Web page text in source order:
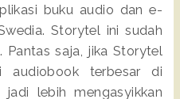
buku audio dan e-
Storytel ini sudah
Pantas saja, jika Storytel
audiobook terbesar di
lebih mengasyikkan